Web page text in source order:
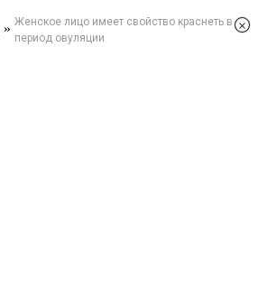
» Женское лицо имеет свойство краснеть в
период овуляции
×